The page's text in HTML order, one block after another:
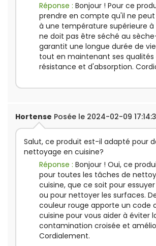
Réponse : Bonjour ! Pour ce
prendre en compte qu'il ne
à une température supérieure
ne doit pas être séché au
garantit une longue durée de
tout en maintenant ses qualités
résistance et d'absorption.
Hortense Posée le 2024-02-09
Salut, ce produit est-il adapté pour
nettoyage en cuisine?
Réponse : Bonjour ! Oui, ce
pour toutes les tâches de
cuisine, que ce soit pour
ou pour nettoyer les surfaces.
couleur rouge apporte un code
cuisine pour vous aider à éviter
contamination croisée et
Cordialement.